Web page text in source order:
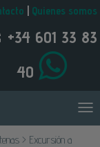
Quienes somos
+34 601 33 83
40
> Excursión a